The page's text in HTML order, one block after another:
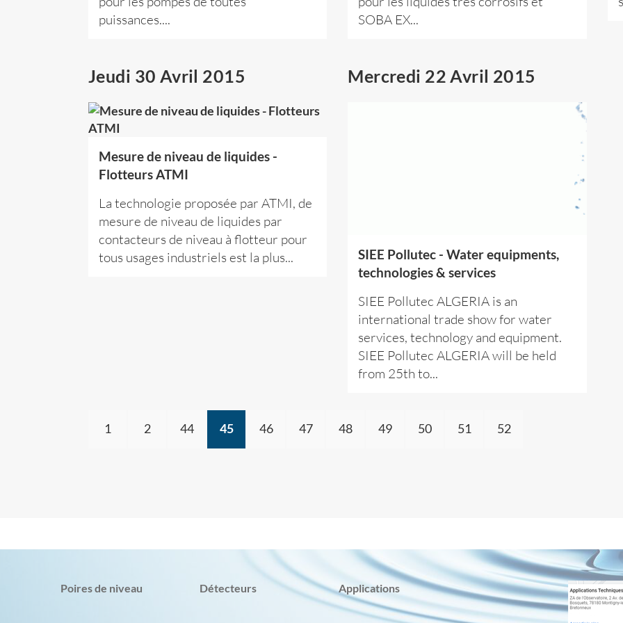
puissances....
Jeudi 30 Avril 2015
Mesure de niveau de liquides -
Flotteurs ATMI
La technologie proposée par ATMI, de
mesure de niveau de liquides par
contacteurs de niveau à flotteur pour
tous usages industriels est la plus...
SOBA EX...
Mercredi 22 Avril 2015
SIEE Pollutec - Water equipments,
technologies & services
SIEE Pollutec ALGERIA is an
international trade show for water
services, technology and equipment.
SIEE Pollutec ALGERIA will be held
from 25th to...
1 2 44 45 46 47 48 49 50 51 52
Poires de niveau Détecteurs Applications